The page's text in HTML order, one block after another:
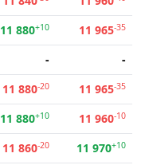
11 880+10 11 965-35
-
-
11 880-20 11 965-35
11 880+10 11 960-10
11 860-20 11 970+10